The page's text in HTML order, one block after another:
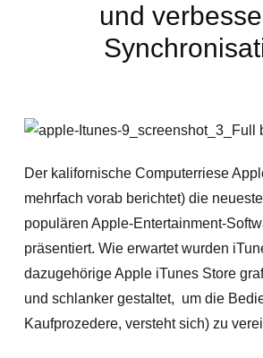
und
Der kalifornische Computerriese
mehrfach vorab berichtet) die
populären Apple-Entertainment-
präsentiert. Wie erwartet wurden
dazugehörige Apple iTunes Store
und schlanker gestaltet, um die
Kaufprozedere, versteht sich) zu